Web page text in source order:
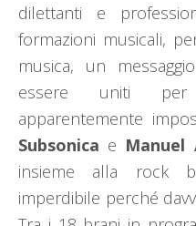
dilettanti e
formazioni musicali,
musica, un
essere uniti per
apparentemente
Subsonica e Manuel
insieme alla rock
imperdibile perché